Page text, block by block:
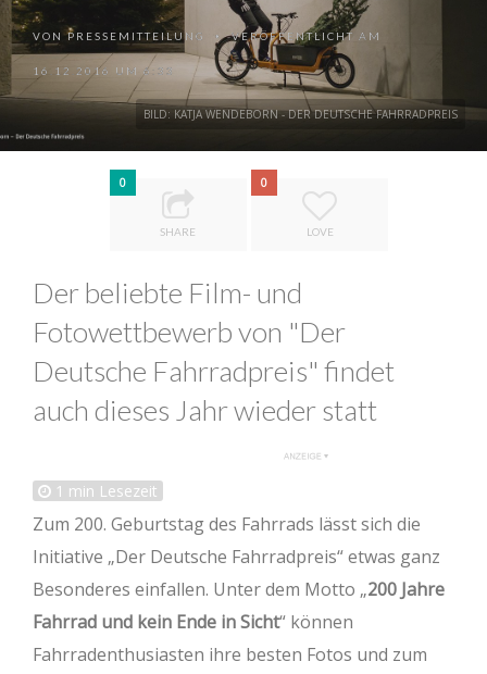
BILD: KATJA WENDEBORN - DER DEUTSCHE FAHRRADPREIS
VONPRESSEMITTEILUNG •VERÖFFENTLICHT AM
16.12.2016 UM 6:33
0
SHARE
0
LOVE
Der beliebte Film- und
Fotowettbewerb von "Der
Deutsche Fahrradpreis" findet
auch dieses Jahr wieder statt
1 min Lesezeit
Zum 200. Geburtstag des Fahrrads lässt sich die
Initiative „Der Deutsche Fahrradpreis“ etwas ganz
Besonderes einfallen. Unter dem Motto „200 Jahre
Fahrrad und kein Ende in Sicht“ können
Fahrradenthusiasten ihre besten Fotos und zum